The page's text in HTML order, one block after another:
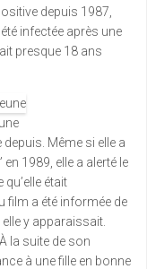
depuis 1987,
infectée après une
presque 18 ans
Même si elle a
1989, elle a alerté le
était
film a été informée de
y apparaissait.
la suite de son
à une fille en bonne